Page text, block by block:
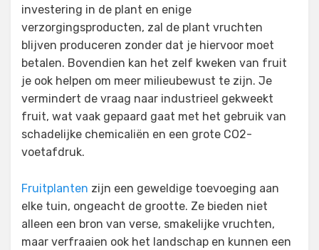
investering in de plant en enige
verzorgingsproducten, zal de plant vruchten
blijven produceren zonder dat je hiervoor moet
betalen. Bovendien kan het zelf kweken van fruit
je ook helpen om meer milieubewust te zijn. Je
vermindert de vraag naar industrieel gekweekt
fruit, wat vaak gepaard gaat met het gebruik van
schadelijke chemicaliën en een grote CO2-
voetafdruk.
Fruitplanten zijn een geweldige toevoeging aan
elke tuin, ongeacht de grootte. Ze bieden niet
alleen een bron van verse, smakelijke vruchten,
maar verfraaien ook het landschap en kunnen een